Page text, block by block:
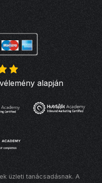
alapján
üzleti tanácsadásnak. A